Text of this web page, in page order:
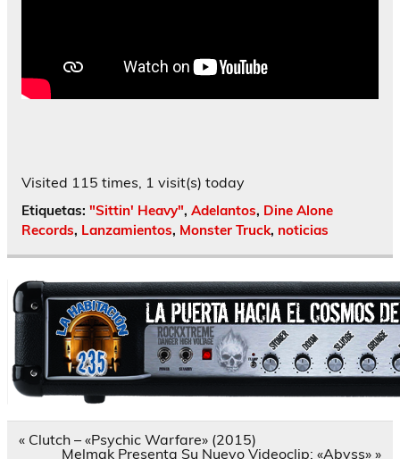
Visited 115 times, 1 visit(s) today
Etiquetas: "Sittin' Heavy", Adelantos, Dine Alone
Records, Lanzamientos, Monster Truck, noticias
Navegación
« Clutch – «Psychic Warfare» (2015)
Melmak Presenta Su Nuevo Videoclip; «Abyss» »